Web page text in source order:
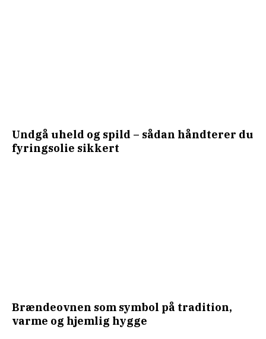
Undgå uheld og spild – sådan håndterer du
fyringsolie sikkert
Brændeovnen som symbol på tradition,
varme og hjemlig hygge